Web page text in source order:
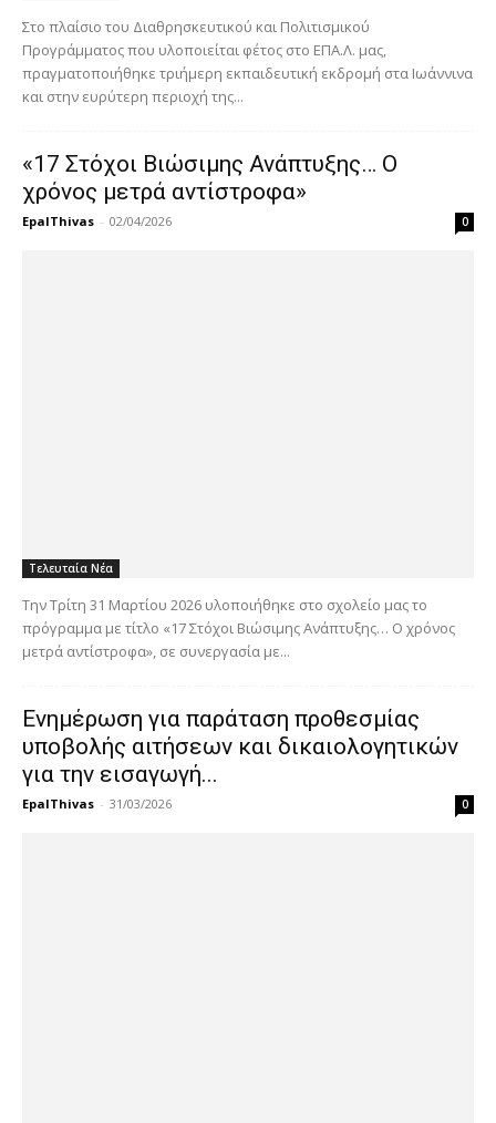
Στο πλαίσιο του Διαθρησκευτικού και Πολιτισμικού
Προγράμματος που υλοποιείται φέτος στο ΕΠΑ.Λ. μας,
πραγματοποιήθηκε τριήμερη εκπαιδευτική εκδρομή στα Ιωάννινα
και στην ευρύτερη περιοχή της...
«17 Στόχοι Βιώσιμης Ανάπτυξης… Ο
χρόνος μετρά αντίστροφα»
EpalThivas - 02/04/2026 0
Τελευταία Νέα
Την Τρίτη 31 Μαρτίου 2026 υλοποιήθηκε στο σχολείο μας το
πρόγραμμα με τίτλο «17 Στόχοι Βιώσιμης Ανάπτυξης… Ο χρόνος
μετρά αντίστροφα», σε συνεργασία με...
Ενημέρωση για παράταση προθεσμίας
υποβολής αιτήσεων και δικαιολογητικών
για την εισαγωγή...
EpalThivas - 31/03/2026 0